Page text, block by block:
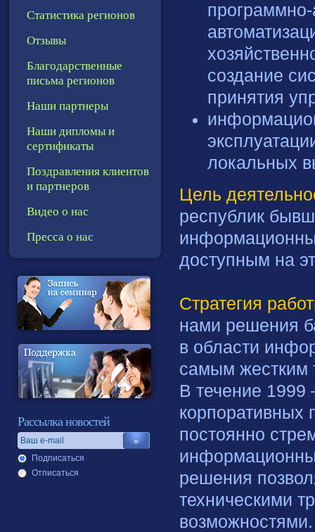
создание
принятия
локальных
Цель
республик
доступным на
Стратегия
нами решения
в области
самым жестким
В течение 1999
корпоративных
постоянно
решения
техническими
возможностями.
Статистика регионов
Отзывы
Благодарственные
письма регионов
Наши партнеры
Наши дипломы и
сертификаты
Поздравления клиентов
и партнеров
Видео о нас
Пресса о нас
Рассылка новостей
Подписаться
Отписаться